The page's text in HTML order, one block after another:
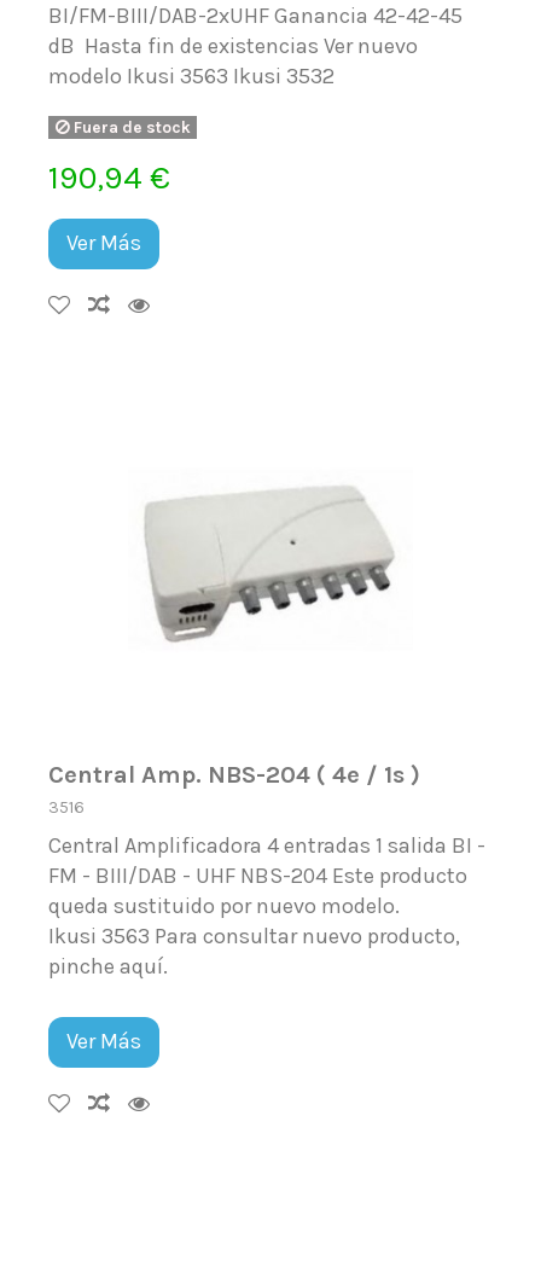
BI/FM-BIII/DAB-2xUHF Ganancia 42-42-45
dB Hasta fin de existencias Ver nuevo
modelo Ikusi 3563 Ikusi 3532
Fuera de stock
190,94 €
Ver Más
Central Amp. NBS-204 ( 4e / 1s )
3516
Central Amplificadora 4 entradas 1 salida BI -
FM - BIII/DAB - UHF NBS-204 Este producto
queda sustituido por nuevo modelo.
Ikusi 3563 Para consultar nuevo producto,
pinche aquí.
Ver Más